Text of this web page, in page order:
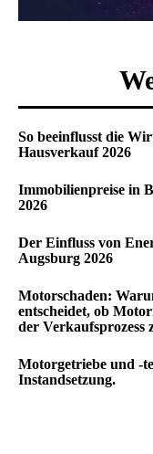
So beeinflusst die
Hausverkauf 2026
Immobilienpreise in
2026
Der Einfluss von
Augsburg 2026
Motorschaden:
entscheidet, ob
der Verkaufsprozess
Motorgetriebe und -
Instandsetzung.